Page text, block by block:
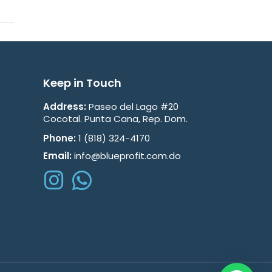
Keep in Touch
Address: Paseo del Lago #20
Cocotal. Punta Cana, Rep. Dom.
Phone: 1 (818) 324-4170
Email: info@blueprofit.com.do